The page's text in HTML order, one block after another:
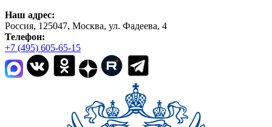
Наш адрес:
Россия, 125047, Москва, ул. Фадеева, 4
Телефон:
+7 (495) 605-65-15